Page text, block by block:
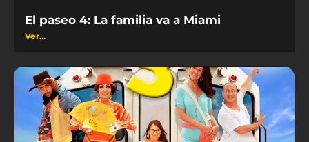
El paseo 4: La familia va a Miami
Ver...